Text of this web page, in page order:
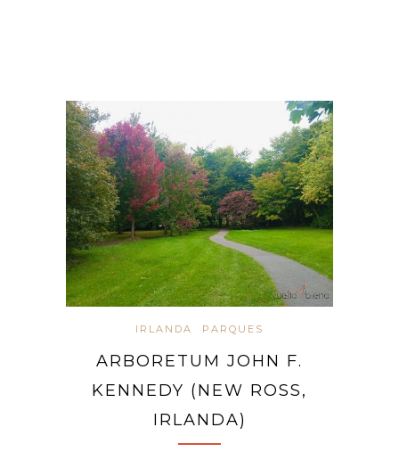
IRLANDA PARQUES
ARBORETUM JOHN F.
KENNEDY (NEW ROSS,
IRLANDA)